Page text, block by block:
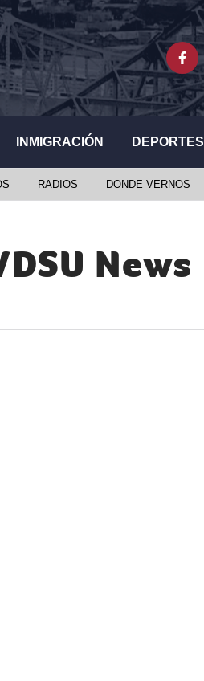
INMIGRACIÓN DEPORTES
RADIOS DONDE VERNOS
News